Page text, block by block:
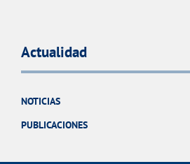
Actualidad
NOTICIAS
PUBLICACIONES